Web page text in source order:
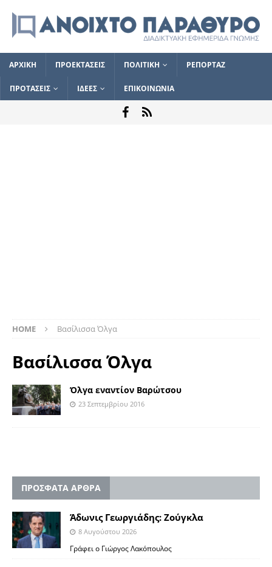
ΑΡΧΙΚΗ ΠΡΟΕΚΤΑΣΕΙΣ ΠΟΛΙΤΙΚΗ ΡΕΠΟΡΤΑΖ
ΠΡΟΤΑΣΕΙΣ ΙΔΕΕΣ ΕΠΙΚΟΙΝΩΝΙΑ
HOME Βασίλισσα Όλγα
Βασίλισσα Όλγα
Όλγα εναντίον Βαρώτσου
23 Σεπτεμβρίου 2016
ΠΡΟΣΦΑΤΑ ΑΡΘΡΑ
Άδωνις Γεωργιάδης: Ζούγκλα
8 Αυγούστου 2026
Γράφει ο Γιώργος Λακόπουλος